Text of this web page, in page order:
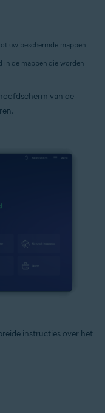
uw beschermde mappen.
in de mappen die worden
van de
instructies over het